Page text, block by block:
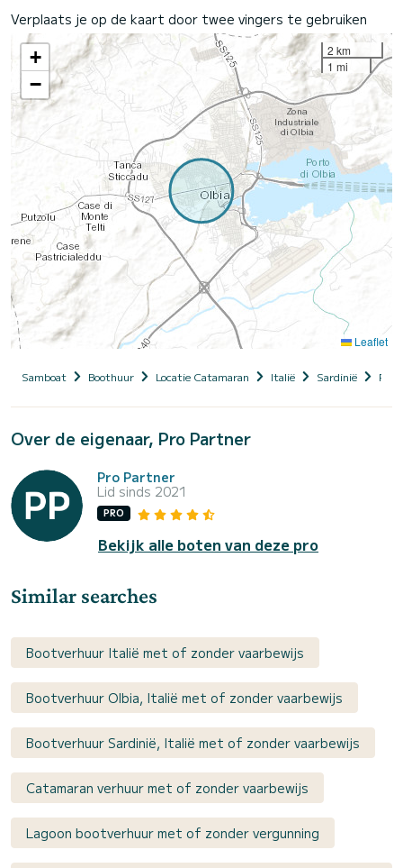
Verplaats je op de kaart door twee vingers te gebruiken
+
−
2 km
1 mi
Leaflet
Samboat Boothuur Locatie Catamaran Italië Sardinië
Over de eigenaar, Pro Partner
Pro Partner
Lid sinds 2021
PRO
Bekijk alle boten van deze pro
Similar searches
Bootverhuur Italië met of zonder vaarbewijs
Bootverhuur Olbia, Italië met of zonder vaarbewijs
Bootverhuur Sardinië, Italië met of zonder vaarbewijs
Catamaran verhuur met of zonder vaarbewijs
Lagoon bootverhuur met of zonder vergunning